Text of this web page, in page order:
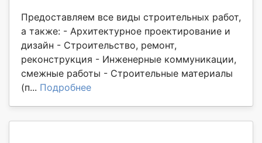
Предоставляем все виды строительных работ,
а также: - Архитектурное проектирование и
дизайн - Строительство, ремонт,
реконструкция - Инженерные коммуникации,
смежные работы - Строительные материалы
(п... Подробнее